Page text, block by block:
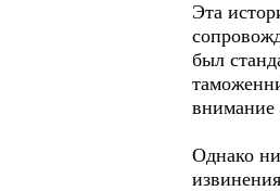
Эта
был
внимание
Однако